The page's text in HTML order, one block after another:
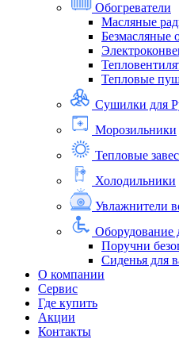
Обогреватели
Масляные
Безмасляные
Тепловые
Сушилки для
Морозильники
Тепловые
Холодильники
Увлажнители
Оборудование
Поручни
Сиденья для
О компании
Сервис
Где купить
Акции
Контакты